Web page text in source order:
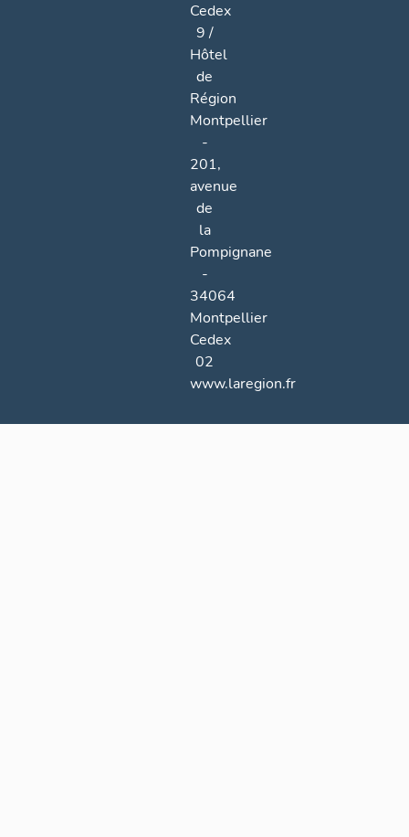
Cedex
9 /
Hôtel
de
Région
Montpellier
-
201,
avenue
de
la
Pompignane
-
34064
Montpellier
Cedex
02
www.laregion.fr